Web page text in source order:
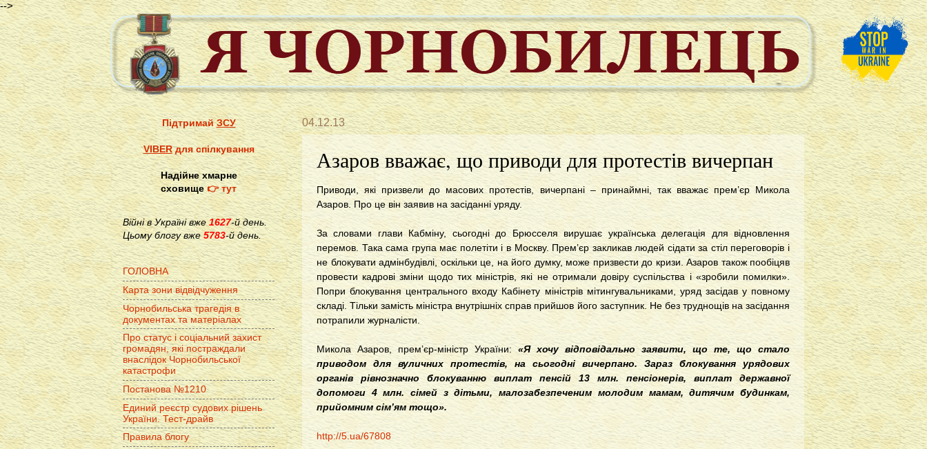
-->
04.12.13
Азаров вважає, що приводи для протестів вичерпан
Приводи, які призвели до масових протестів, вичерпані – принаймні, так вважає прем’єр Микола
Азаров. Про це він заявив на засіданні уряду.
За словами глави Кабміну, сьогодні до Брюсселя вирушає українська делегація для відновлення
перемов. Така сама група має полетіти і в Москву. Прем’єр закликав людей сідати за стіл переговорів і
не блокувати адмінбудівлі, оскільки це, на його думку, може призвести до кризи. Азаров також пообіцяв
провести кадрові зміни щодо тих міністрів, які не отримали довіру суспільства і «зробили помилки».
Попри блокування центрального входу Кабінету міністрів мітингувальниками, уряд засідав у повному
складі. Тільки замість міністра внутрішніх справ прийшов його заступник. Не без труднощів на засідання
потрапили журналісти.
Микола Азаров, прем’єр-міністр України: «Я хочу відповідально заявити, що те, що стало
приводом для вуличних протестів, на сьогодні вичерпано. Зараз блокування урядових
органів рівнозначно блокуванню виплат пенсій 13 млн. пенсіонерів, виплат державної
допомоги 4 млн. сімей з дітьми, малозабезпеченим молодим мамам, дитячим будинкам,
прийомним сім’ям тощо».
http://5.ua/67808
ПідтримайЗСУ
VIBERдля спілкування
Надійне хмарне
сховище👉 тут
Війні в Україні вже1627-й день.
Цьому блогу вже 5783-й день.
ГОЛОВНА
Карта зони відвідчуження
Чорнобильська трагедія в
документах та матеріалах
Про статус і соціальний захист
громадян, які постраждали
внаслідок Чорнобильської
катастрофи
Постанова №1210
Единий реєстр судових рішень
України. Тест-драйв
Правила блогу